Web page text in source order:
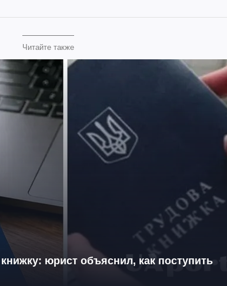
Читайте также
юрист объяснил, как поступить